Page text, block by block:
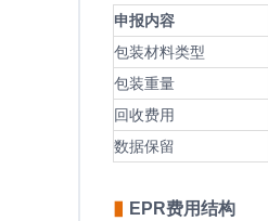
申报内容
包装材料类型
包装重量
回收费用
数据保留
▮ EPR费用结构